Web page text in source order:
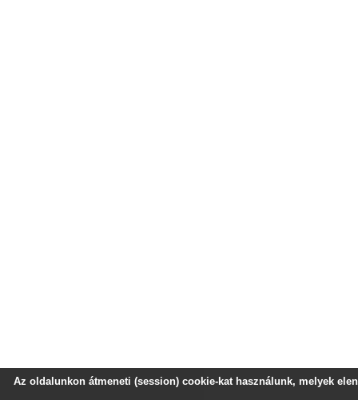
Az oldalunkon átmeneti (session) cookie-kat használunk, melyek